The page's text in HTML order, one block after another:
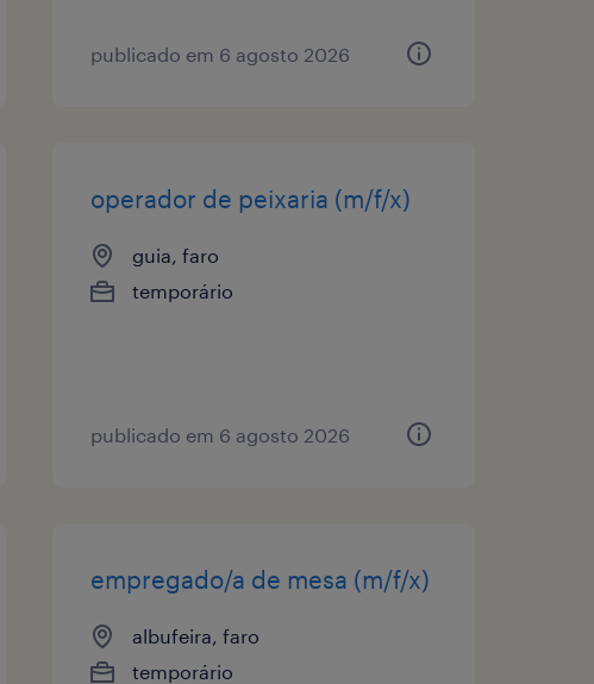
publicado em 6 agosto 2026
operador de peixaria (m/f/x)
guia, faro
temporário
publicado em 6 agosto 2026
empregado/a de mesa (m/f/x)
albufeira, faro
temporário